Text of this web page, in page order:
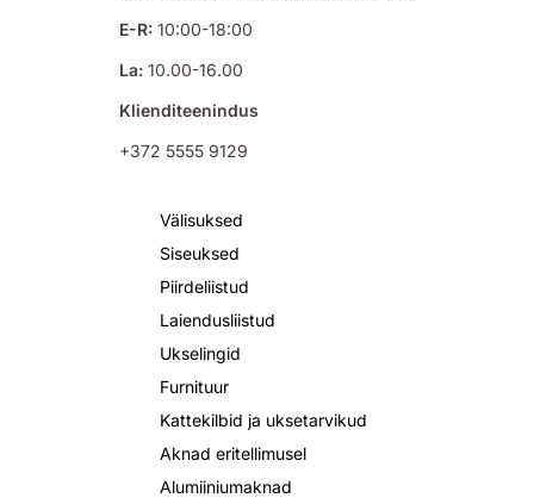
E-R:10:00-18:00
La:10.00-16.00
Klienditeenindus
+372 5555 9129
Välisuksed
Siseuksed
Piirdeliistud
Laiendusliistud
Ukselingid
Furnituur
Kattekilbid ja uksetarvikud
Aknad eritellimusel
Alumiiniumaknad